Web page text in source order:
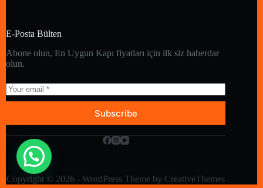
E-Posta Bülten
Abone olun, En Uygun Kapı fiyatları için ilk siz haberdar
olun.
Subscribe
Copyright © 2026 - WordPress Theme by CreativeThemes